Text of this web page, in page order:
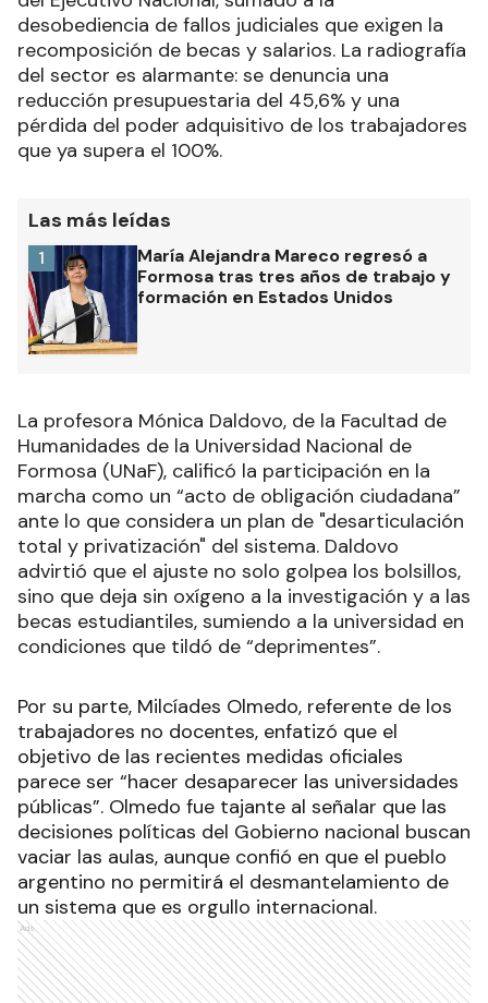
desobediencia de fallos judiciales que exigen la
recomposición de becas y salarios. La radiografía
del sector es alarmante: se denuncia una
reducción presupuestaria del 45,6% y una
pérdida del poder adquisitivo de los trabajadores
que ya supera el 100%.
Las más leídas
María Alejandra Mareco regresó a
Formosa tras tres años de trabajo y
formación en Estados Unidos
1
La profesora Mónica Daldovo, de la Facultad de
Humanidades de la Universidad Nacional de
Formosa (UNaF), calificó la participación en la
marcha como un “acto de obligación ciudadana”
ante lo que considera un plan de "desarticulación
total y privatización" del sistema. Daldovo
advirtió que el ajuste no solo golpea los bolsillos,
sino que deja sin oxígeno a la investigación y a las
becas estudiantiles, sumiendo a la universidad en
condiciones que tildó de “deprimentes”.
Por su parte, Milcíades Olmedo, referente de los
trabajadores no docentes, enfatizó que el
objetivo de las recientes medidas oficiales
parece ser “hacer desaparecer las universidades
públicas”. Olmedo fue tajante al señalar que las
decisiones políticas del Gobierno nacional buscan
vaciar las aulas, aunque confió en que el pueblo
argentino no permitirá el desmantelamiento de
un sistema que es orgullo internacional.
Ads